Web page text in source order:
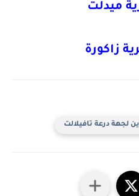
ميدلت
زاكورة
لجهة درعة تافيلالت